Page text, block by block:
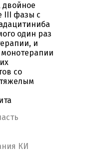
двойное
III фазы с
один раз
и
монотерапии
со
КИ